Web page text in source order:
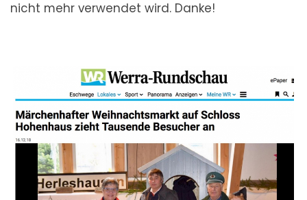
nicht mehr verwendet wird. Danke!